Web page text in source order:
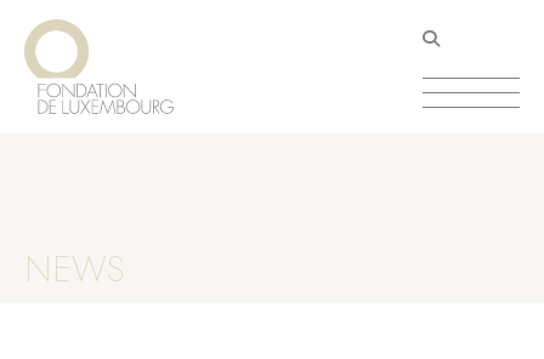
Skip
main
content
NEWS
Cookies management panel